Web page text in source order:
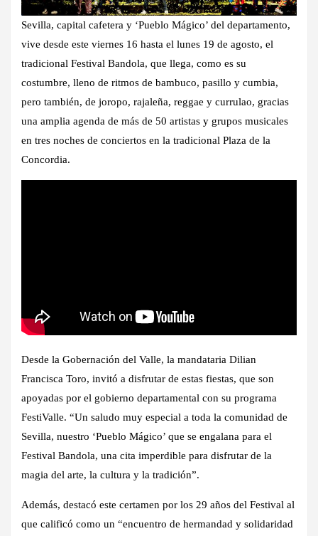
Sevilla, capital cafetera y ‘Pueblo Mágico’ del departamento,
vive desde este viernes 16 hasta el lunes 19 de agosto, el
tradicional Festival Bandola, que llega, como es su
costumbre, lleno de ritmos de bambuco, pasillo y cumbia,
pero también, de joropo, rajaleña, reggae y currulao, gracias
una amplia agenda de más de 50 artistas y grupos musicales
en tres noches de conciertos en la tradicional Plaza de la
Concordia.
Desde la Gobernación del Valle, la mandataria Dilian
Francisca Toro, invitó a disfrutar de estas fiestas, que son
apoyadas por el gobierno departamental con su programa
FestiValle. “Un saludo muy especial a toda la comunidad de
Sevilla, nuestro ‘Pueblo Mágico’ que se engalana para el
Festival Bandola, una cita imperdible para disfrutar de la
magia del arte, la cultura y la tradición”.
Además, destacó este certamen por los 29 años del Festival al
que calificó como un “encuentro de hermandad y solidaridad